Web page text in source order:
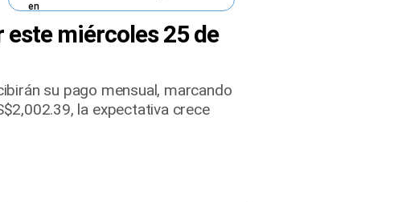
en
este miércoles 25 de
su pago mensual, marcando
la expectativa crece